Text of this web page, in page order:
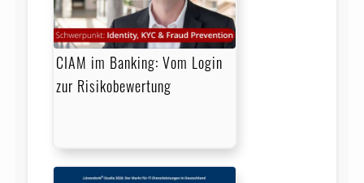
CIAM im Banking: Vom Login
zur Risikobewertung